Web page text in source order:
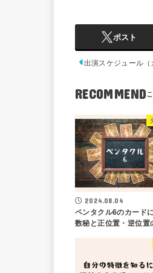
ポスト
出演スケジュール（
RECOMMEND
2024.08.04
ペンタクル6のカード
数秘と正位置・逆位置